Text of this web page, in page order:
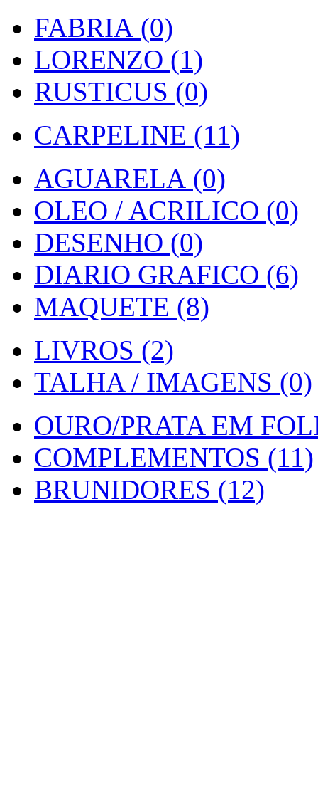
FABRIA (0)
LORENZO (1)
RUSTICUS (0)
CARPELINE (11)
AGUARELA (0)
OLEO / ACRILICO (0)
DESENHO (0)
DIARIO GRAFICO (6)
MAQUETE (8)
LIVROS (2)
TALHA / IMAGENS (0)
OURO/PRATA EM
COMPLEMENTOS (11)
BRUNIDORES (12)